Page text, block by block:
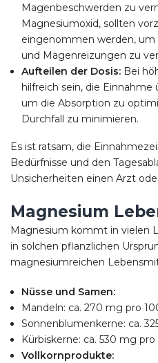
Magenbeschwerden zu
Magnesiumoxid, sollten
eingenommen werden, um
und Magenreizungen zu
Aufteilen der Dosis: Bei
hilfreich sein, die
um die Absorption zu
Durchfall zu minimieren.
Es ist ratsam, die
Bedürfnisse und den
Unsicherheiten einen Arzt
Magnesium
Magnesium kommt in vielen
in solchen pflanzlichen
magnesiumreichen
Nüsse und Samen:
Mandeln: ca. 270 mg pro
Sonnenblumenkerne: ca.
Kürbiskerne: ca. 530 mg
Vollkornprodukte: